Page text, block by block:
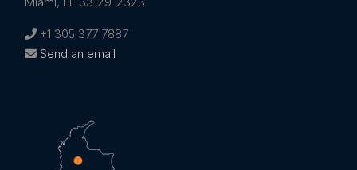
+1 305 377 7887
Send an email